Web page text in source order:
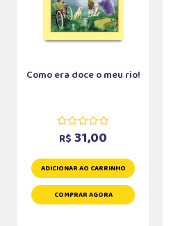
Como era doce o meu rio!
R$ 31,00
ADICIONAR AO CARRINHO
COMPRAR AGORA